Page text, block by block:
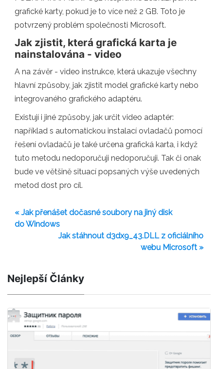
grafické karty, pokud je to více než 2 GB. Toto je
potvrzený problém společnosti Microsoft.
Jak zjistit, která grafická karta je
nainstalována - video
A na závěr - video instrukce, která ukazuje všechny
hlavní způsoby, jak zjistit model grafické karty nebo
integrovaného grafického adaptéru.
Existují i ​​jiné způsoby, jak určit video adaptér:
například s automatickou instalací ovladačů pomocí
řešení ovladačů je také určena grafická karta, i když
tuto metodu nedoporučuji nedoporučuji. Tak či onak
bude ve většině situací popsaných výše uvedených
metod dost pro cíl.
« Jak přenášet dočasné soubory na jiný disk
do Windows
Jak stáhnout d3dx9_43.DLL z oficiálního
webu Microsoft »
Nejlepší Články